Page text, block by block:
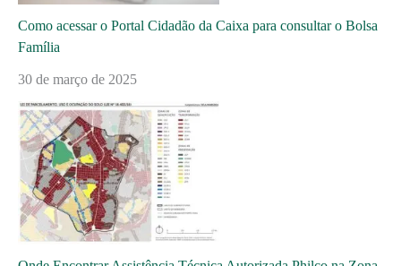
Como acessar o Portal Cidadão da Caixa para consultar o Bolsa
Família
30 de março de 2025